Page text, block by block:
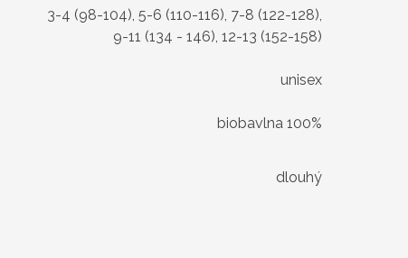
3-4 (98-104), 5-6 (110-116), 7-8 (122-128),
9-11 (134 - 146), 12-13 (152-158)
unisex
biobavlna 100%
dlouhý